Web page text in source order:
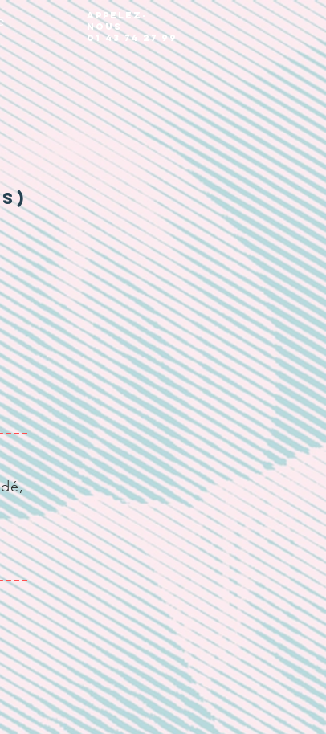
Appelez-
nous
01 43 74 27 99